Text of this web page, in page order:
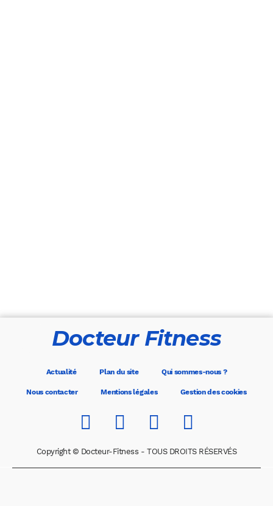
Docteur Fitness
Actualité Plan du site Qui sommes-nous ?
Nous contacter Mentions légales Gestion des cookies
Copyright © Docteur-Fitness - TOUS DROITS RÉSERVÉS